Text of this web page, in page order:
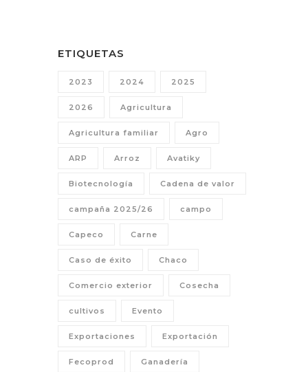
ETIQUETAS
2023 2024 2025
2026 Agricultura
Agricultura familiar Agro
ARP Arroz Avatiky
Biotecnología Cadena de valor
campaña 2025/26 campo
Capeco Carne
Caso de éxito Chaco
Comercio exterior Cosecha
cultivos Evento
Exportaciones Exportación
Fecoprod Ganadería